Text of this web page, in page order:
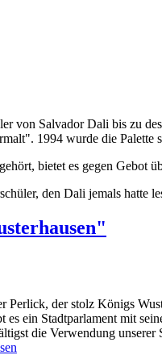
von Salvador Dali bis zu
1994 wurde die
bietet es gegen Gebot
den Dali jemals hatte
Perlick, der stolz Königs
ein Stadtparlament mit
die Verwendung